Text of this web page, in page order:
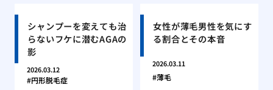
シャンプーを変えても治
らないフケに潜むAGAの
影
2026.03.12
円形脱毛症
女性が薄毛男性を気にす
る割合とその本音
2026.03.11
薄毛